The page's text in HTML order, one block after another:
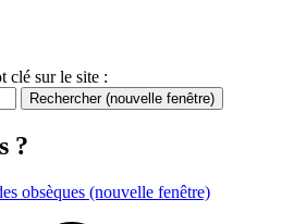
clé sur le site :
Rechercher (nouvelle fenêtre)
?
obsèques (nouvelle fenêtre)